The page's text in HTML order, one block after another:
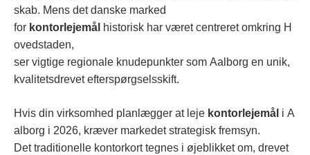
skab. Mens det danske marked
for kontorlejemål historisk har været centreret omkring H
ovedstaden,
ser vigtige regionale knudepunkter som Aalborg en unik,
kvalitetsdrevet efterspørgselsskift.
Hvis din virksomhed planlægger at leje kontorlejemål i A
alborg i 2026, kræver markedet strategisk fremsyn.
Det traditionelle kontorkort tegnes i øjeblikket om, drevet